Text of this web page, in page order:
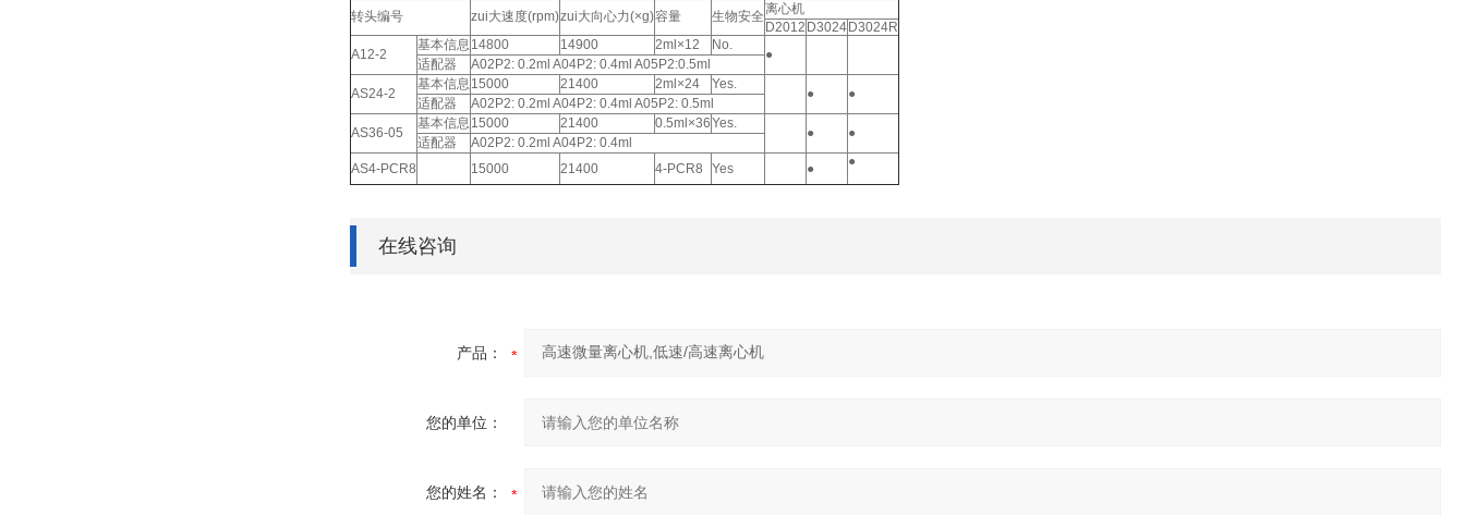
转头编号 zui大速度(rpm)zui大向心力(×g)容量 生物安全离心机
D2012 D3024 D3024R
A12-2
基本信息 14800 14900 2ml×12 No.
●
适配器
A02P2: 0.2ml A04P2: 0.4ml A05P2:0.5ml
AS24-2
基本信息 15000 21400 2ml×24 Yes.
● ●
适配器
A02P2: 0.2ml A04P2: 0.4ml A05P2: 0.5ml
AS36-05
基本信息 15000 21400 0.5ml×36Yes.
● ●
适配器
A02P2: 0.2ml A04P2: 0.4ml
AS4-PCR8
15000 21400 4-PCR8 Yes ● ●
在线咨询
产品：
您的单位：
您的姓名：